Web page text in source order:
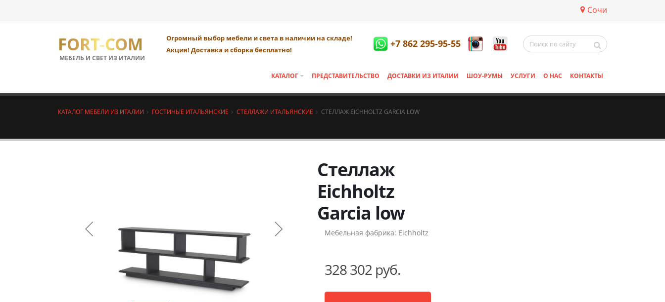
Сочи
FORT-COM
МЕБЕЛЬ И СВЕТ ИЗ ИТАЛИИ
Огромный выбор мебели и света в наличии на складе!
Акция! Доставка и сборка бесплатно!
+7 862 295-95-55
КАТАЛОГ ПРЕДСТАВИТЕЛЬСТВО ДОСТАВКИ ИЗ ИТАЛИИ ШОУ-РУМЫ УСЛУГИ О НАС КОНТАКТЫ
КАТАЛОГ МЕБЕЛИ ИЗ ИТАЛИИ ГОСТИНЫЕ ИТАЛЬЯНСКИЕ СТЕЛЛАЖИ ИТАЛЬЯНСКИЕ СТЕЛЛАЖ EICHHOLTZ GARCIA LOW
Стеллаж
Eichholtz
Garcia low
Мебельная фабрика: Eichholtz
328 302 руб.